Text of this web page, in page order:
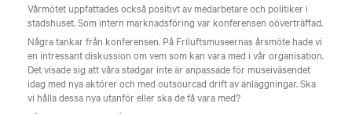
Vårmötet uppfattades också positivt av medarbetare och politiker i
stadshuset. Som intern marknadsföring var konferensen oöverträffad.
Några tankar från konferensen. På Friluftsmuseernas årsmöte hade vi
en intressant diskussion om vem som kan vara med i vår organisation.
Det visade sig att våra stadgar inte är anpassade för museiväsendet
idag med nya aktörer och med outsourcad drift av anläggningar. Ska
vi hålla dessa nya utanför eller ska de få vara med?